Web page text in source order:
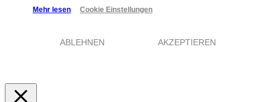
Mehr lesen Cookie Einstellungen
ABLEHNEN AKZEPTIEREN